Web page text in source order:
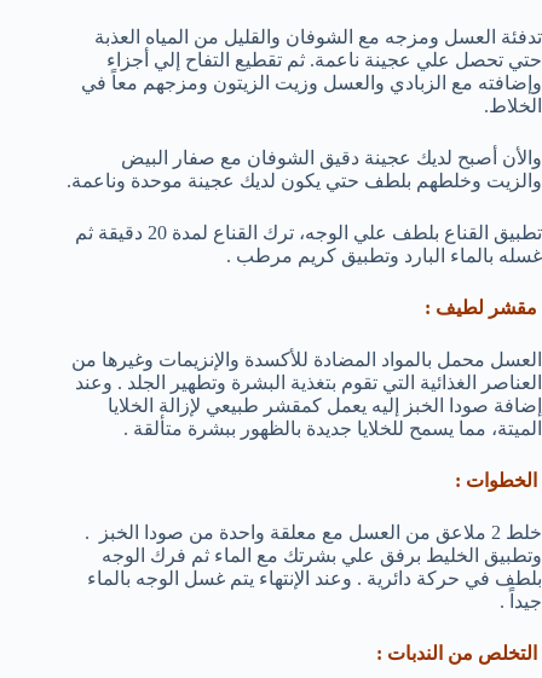
تدفئة العسل ومزجه مع الشوفان والقليل من المياه العذبة
حتي تحصل علي عجينة ناعمة. ثم تقطيع التفاح إلي أجزاء
وإضافته مع الزبادي والعسل وزيت الزيتون ومزجهم معاً في
الخلاط.
والأن أصبح لديك عجينة دقيق الشوفان مع صفار البيض
والزيت وخلطهم بلطف حتي يكون لديك عجينة موحدة وناعمة.
تطبيق القناع بلطف علي الوجه، ترك القناع لمدة 20 دقيقة ثم
غسله بالماء البارد وتطبيق كريم مرطب .
مقشر لطيف :
العسل محمل بالمواد المضادة للأكسدة والإنزيمات وغيرها من
العناصر الغذائية التي تقوم بتغذية البشرة وتطهير الجلد . وعند
إضافة صودا الخبز إليه يعمل كمقشر طبيعي لإزالة الخلايا
الميتة، مما يسمح للخلايا جديدة بالظهور ببشرة متألقة .
الخطوات :
خلط 2 ملاعق من العسل مع معلقة واحدة من صودا الخبز .
وتطبيق الخليط برفق علي بشرتك مع الماء ثم فرك الوجه
بلطف في حركة دائرية . وعند الإنتهاء يتم غسل الوجه بالماء
جيداً .
التخلص من الندبات :